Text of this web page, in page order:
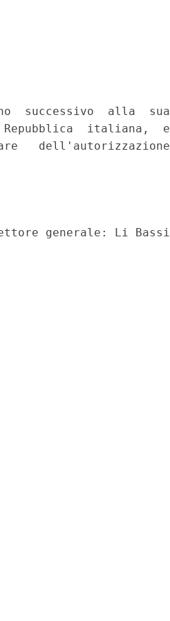
successivo  alla  sua
italiana,  e
dell'autorizzazione